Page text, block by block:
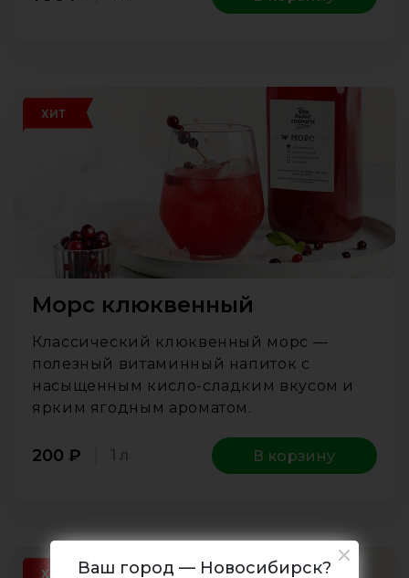
ХИТ
Морс клюквенный
Классический клюквенный морс —
полезный витаминный напиток с
насыщенным кисло-сладким вкусом и
ярким ягодным ароматом.
200 ₽ 1 л В корзину
ХИТ Ваш город — Новосибирск?